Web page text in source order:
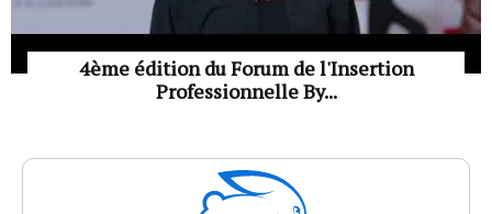
4ème édition du Forum de l'Insertion
Professionnelle By...